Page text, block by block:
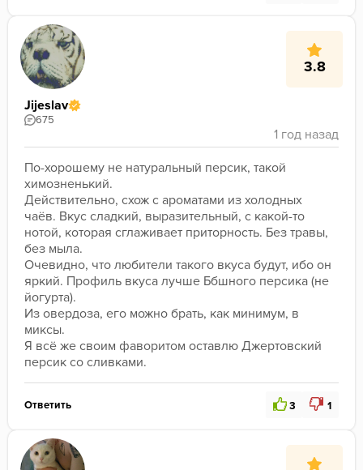
3.8
Jijeslav
675
По-хорошему не натуральный персик, такой
химозненький.
Действительно, схож с ароматами из холодных
чаёв. Вкус сладкий, выразительный, с какой-то
нотой, которая сглаживает приторность. Без травы,
без мыла.
Очевидно, что любители такого вкуса будут, ибо он
яркий. Профиль вкуса лучше Ббшного персика (не
йогурта).
Из овердоза, его можно брать, как минимум, в
миксы.
Я всё же своим фаворитом оставлю Джертовский
персик со сливками.
Ответить 3 1